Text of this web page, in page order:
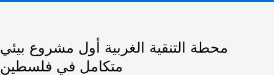
محطة التنقية الغربية أول مشروع بيئي
متكامل في فلسطين